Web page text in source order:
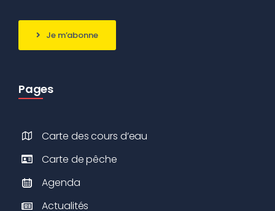
Je m’abonne
Pages
Carte des cours d’eau
Carte de pêche
Agenda
Actualités